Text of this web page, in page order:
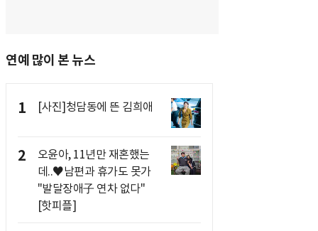
연예 많이 본 뉴스
1 [사진]청담동에 뜬 김희애
2
오윤아, 11년만 재혼했는
데..♥남편과 휴가도 못가
"발달장애子 연차 없다"
[핫피플]